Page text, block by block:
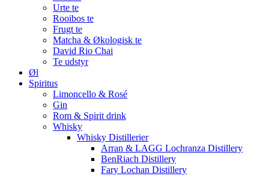
Urte te
Rooibos te
Frugt te
Matcha & Økologisk te
David Rio Chai
Te udstyr
Øl
Spiritus
Limoncello & Rosé
Gin
Rom & Spirit drink
Whisky
Whisky Distillerier
Arran & LAGG Lochranza Distillery
BenRiach Distillery
Fary Lochan Distillery